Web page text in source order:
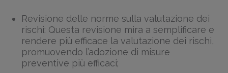
Revisione delle norme sulla valutazione dei
rischi: Questa revisione mira a semplificare e
rendere più efficace la valutazione dei rischi,
promuovendo l’adozione di misure
preventive più efficaci;